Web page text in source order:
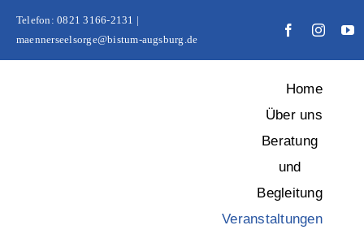
Inhalt
springen
Telefon: 0821 3166-2131 |
maennerseelsorge@bistum-augsburg.de
Home
Über uns
Beratung
und
Begleitung
Veranstaltungen